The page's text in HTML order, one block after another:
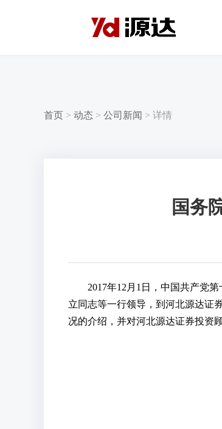
首页 > 动态 > 公司新闻 > 详情
国务
2017年12月1日，中国共产党
立同志等一行领导，到河北源达证
况的介绍，并对河北源达证券投资